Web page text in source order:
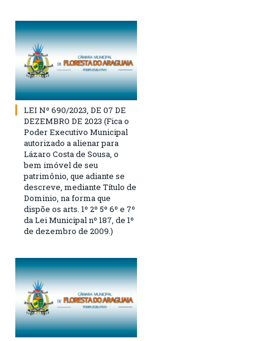
LEI Nº 690/2023, DE 07 DE
DEZEMBRO DE 2023 (Fica o
Poder Executivo Municipal
autorizado a alienar para
Lázaro Costa de Sousa, o
bem imóvel de seu
patrimônio, que adiante se
descreve, mediante Título de
Dominio, na forma que
dispõe os arts. 1º 2º 5º 6º e 7º
da Lei Municipal nº 187, de 1º
de dezembro de 2009.)